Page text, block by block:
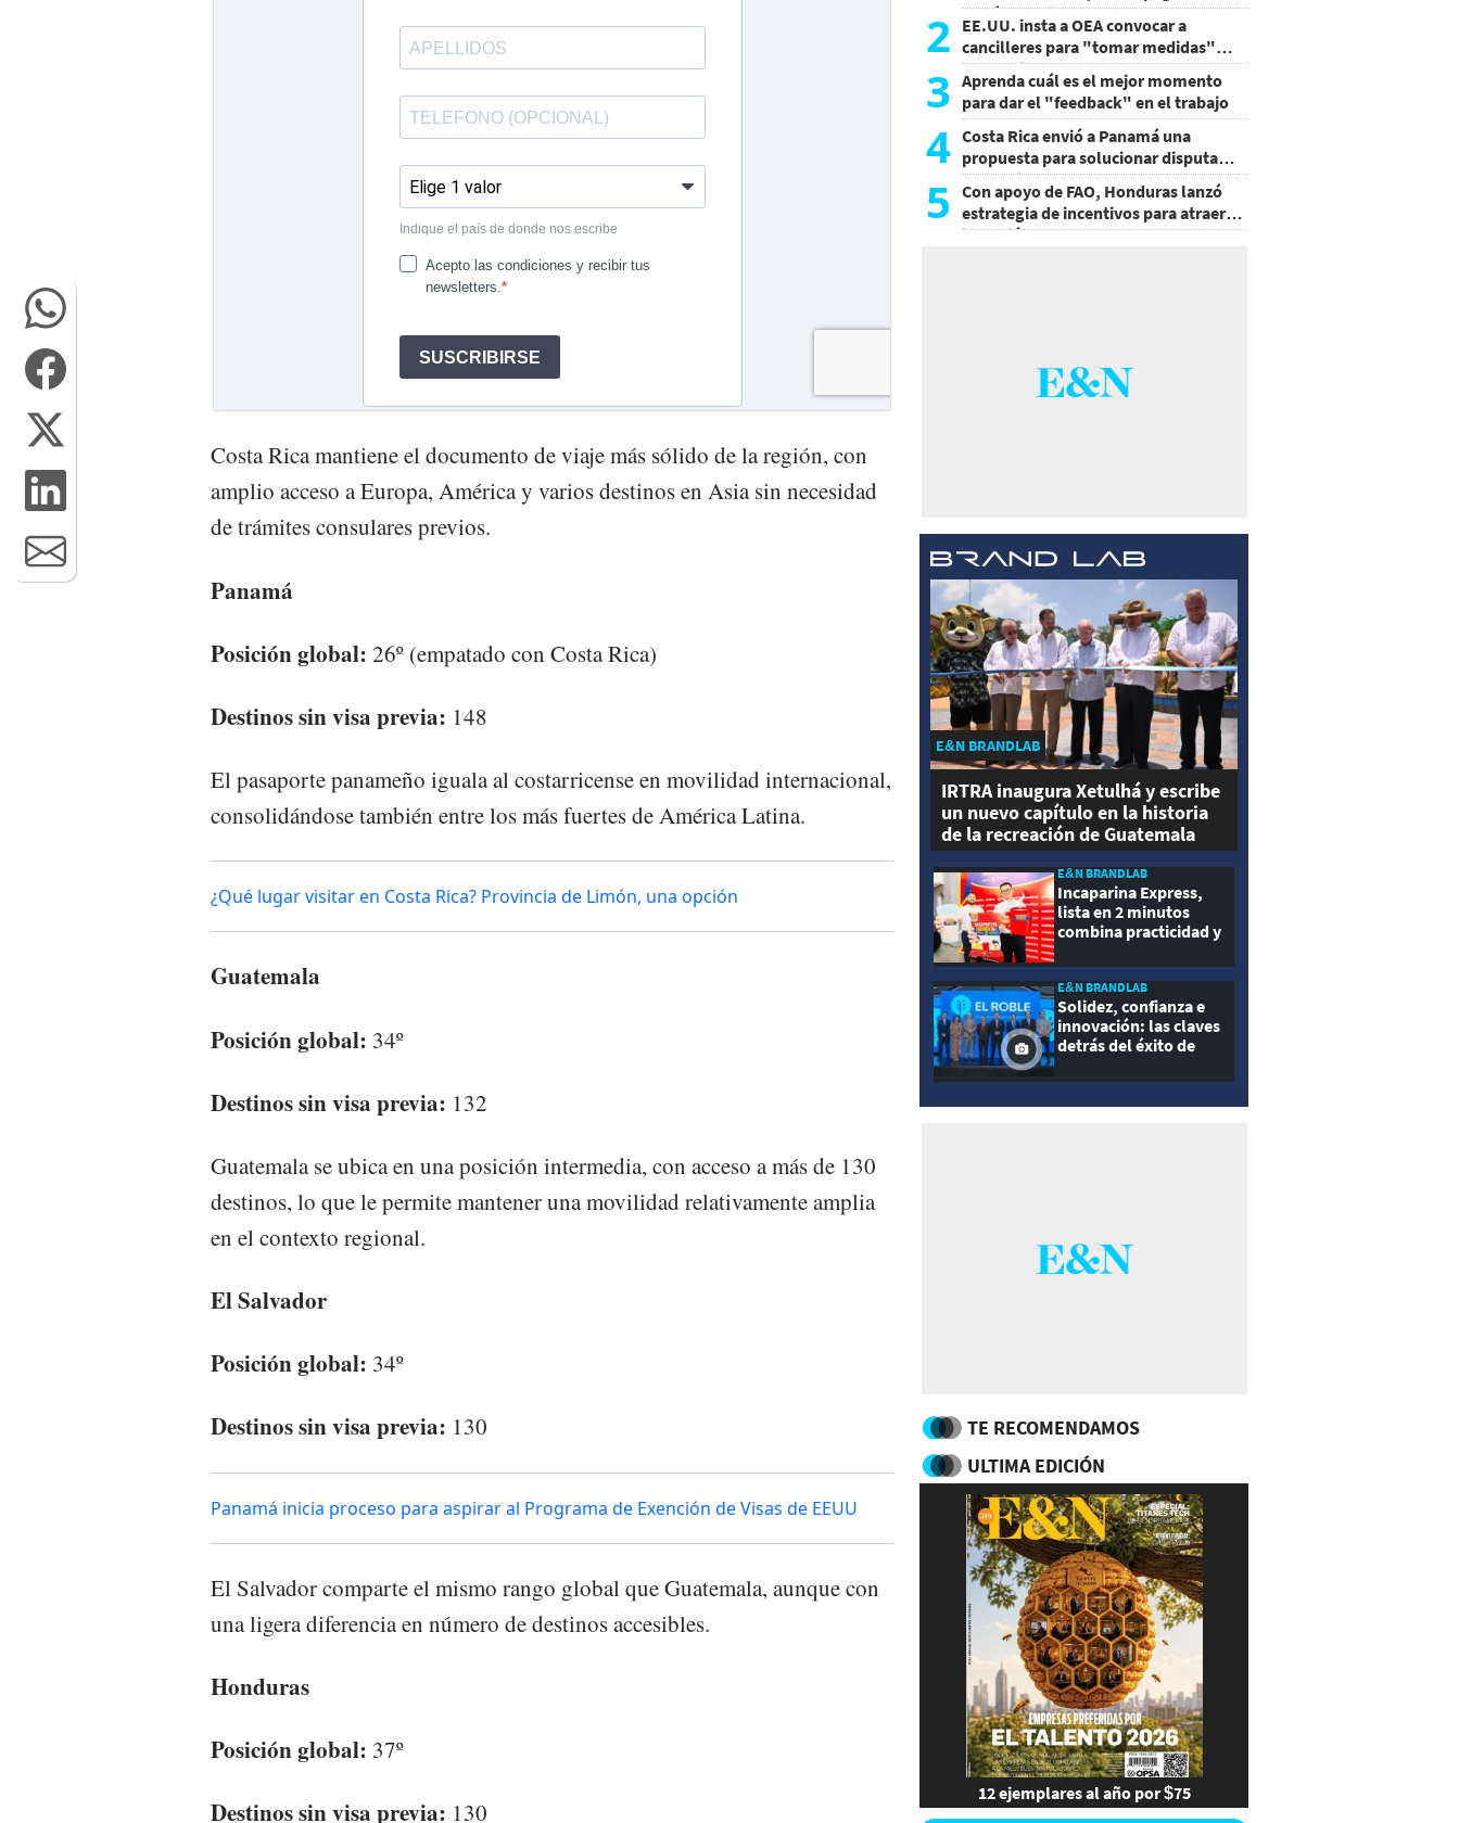
Costa Rica mantiene el documento de viaje más sólido de la región, con
amplio acceso a Europa, América y varios destinos en Asia sin necesidad
de trámites consulares previos.
Panamá
Posición global: 26º (empatado con Costa Rica)
Destinos sin visa previa: 148
El pasaporte panameño iguala al costarricense en movilidad internacional,
consolidándose también entre los más fuertes de América Latina.
¿Qué lugar visitar en Costa Rica? Provincia de Limón, una opción
Guatemala
Posición global: 34º
Destinos sin visa previa: 132
Guatemala se ubica en una posición intermedia, con acceso a más de 130
destinos, lo que le permite mantener una movilidad relativamente amplia
en el contexto regional.
El Salvador
Posición global: 34º
Destinos sin visa previa: 130
Panamá inicia proceso para aspirar al Programa de Exención de Visas de EEUU
El Salvador comparte el mismo rango global que Guatemala, aunque con
una ligera diferencia en número de destinos accesibles.
Honduras
Posición global: 37º
Destinos sin visa previa: 130
y cuáles mejoraron
2 EE.UU. insta a OEA convocar a
cancilleres para "tomar medidas"
sobre Nicaragua
3 Aprenda cuál es el mejor momento
para dar el "feedback" en el trabajo
4 Costa Rica envió a Panamá una
propuesta para solucionar disputa
comercial
5
Con apoyo de FAO, Honduras lanzó
estrategia de incentivos para atraer
inversión al agro
E&N BRANDLAB
IRTRA inaugura Xetulhá y escribe
un nuevo capítulo en la historia
de la recreación de Guatemala
E&N BRANDLAB
Incaparina Express,
lista en 2 minutos
combina practicidad y
E&N BRANDLAB
Solidez, confianza e
innovación: las claves
detrás del éxito de
TE RECOMENDAMOS
ULTIMA EDICIÓN
12 ejemplares al año por $75